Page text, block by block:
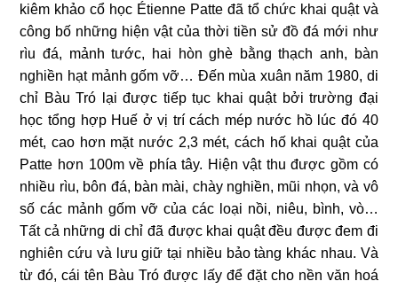
kiêm khảo cổ học Étienne Patte đã tổ chức khai quật và
công bố những hiện vật của thời tiền sử đồ đá mới như
rìu đá, mảnh tước, hai hòn ghè bằng thạch anh, bàn
nghiền hạt mảnh gốm vỡ… Đến mùa xuân năm 1980, di
chỉ Bàu Tró lại được tiếp tục khai quật bởi trường đại
học tổng hợp Huế ở vị trí cách mép nước hồ lúc đó 40
mét, cao hơn mặt nước 2,3 mét, cách hố khai quật của
Patte hơn 100m về phía tây. Hiện vật thu được gồm có
nhiều rìu, bôn đá, bàn mài, chày nghiền, mũi nhọn, và vô
số các mảnh gốm vỡ của các loại nồi, niêu, bình, vò…
Tất cả những di chỉ đã được khai quật đều được đem đi
nghiên cứu và lưu giữ tại nhiều bảo tàng khác nhau. Và
từ đó, cái tên Bàu Tró được lấy để đặt cho nền văn hoá